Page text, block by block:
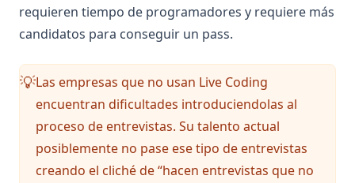
requieren tiempo de programadores y requiere más
candidatos para conseguir un pass.
💡Las empresas que no usan Live Coding
encuentran dificultades introduciendolas al
proceso de entrevistas. Su talento actual
posiblemente no pase ese tipo de entrevistas
creando el cliché de “hacen entrevistas que no